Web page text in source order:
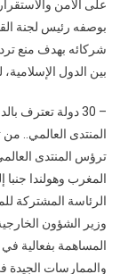
على الأمن
بوصفه رئيس لجنة
شركائه بهدف منع
بين الدول الإسلامية،
– 30 دولة
المنتدى العالمي..
ترؤس المنتدى
المغرب وهولندا
الرئاسة المشتركة
وزير الشؤون
المساهمة بفعالية في
والممارسات الجيدة